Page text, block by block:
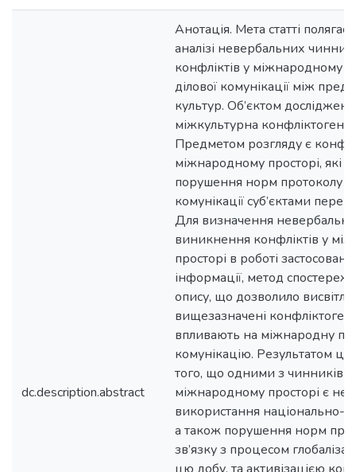
dc.description.abstract
Анотація. Мета статті полягає
аналізі невербальних
конфліктів у міжнародному
ділової комунікації між
культур. Об’єктом
міжкультурна
Предметом розгляду є
міжнародному просторі, які
порушення норм протоколу
комунікації суб’єктами
Для визначення
виникнення конфліктів у
просторі в роботі
інформації, метод
опису, що дозволило
вищезазначені
впливають на міжнародну
комунікацію. Результатом
того, що одними з чинників
міжнародному просторі є
використання національно-
а також порушення норм
зв’язку з процесом